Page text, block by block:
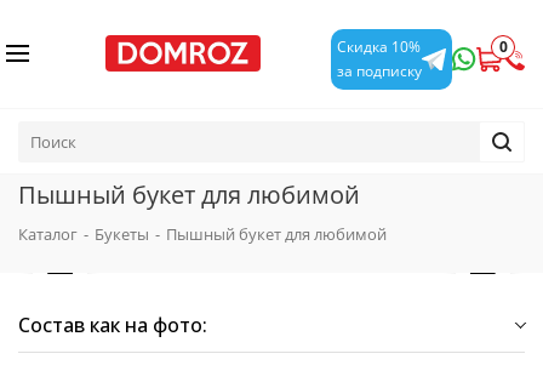
Скидка 10%
за подписку
0
Пышный букет для любимой
Каталог - Букеты - Пышный букет для любимой
Состав как на фото: